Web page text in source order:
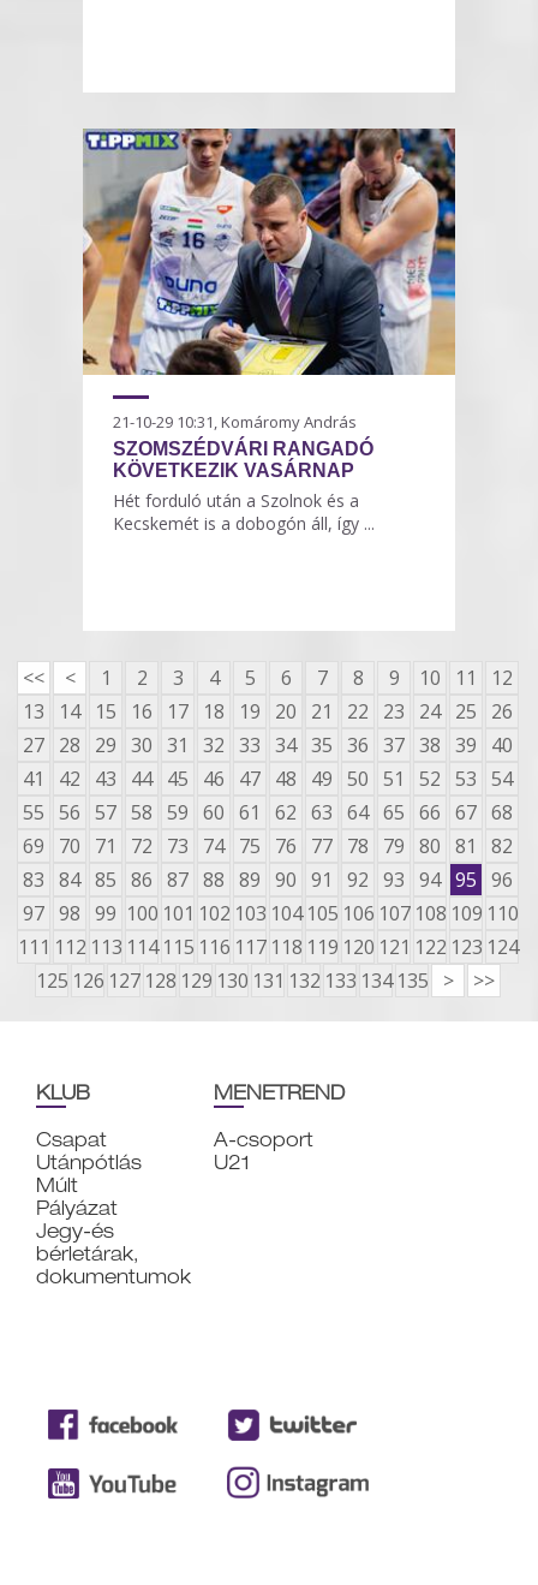
21-10-29 10:31, Komáromy András
SZOMSZÉDVÁRI RANGADÓ
KÖVETKEZIK VASÁRNAP
Hét forduló után a Szolnok és a
Kecskemét is a dobogón áll, így ...
<< < 1 2 3 4 5 6 7 8 9 10 11
12
13
14 15 16 17 18 19 20 21 22 23 24 25
26
27 28 29 30 31 32 33 34 35 36 37 38 39
40
41
42 43 44 45 46 47 48 49 50 51 52 53 54
55 56 57 58 59 60 61 62 63 64 65 66 67 68
69
70 71 72 73 74 75 76 77 78 79 80 81
82
83 84 85 86 87 88 89 90 91 92 93 94 95 96
97 98 99 100 101 102 103 104 105 106 107 108 109 110
111 112 113 114 115 116 117 118 119 120 121 122 123 124
125 126 127 128 129 130 131 132 133 134 135 > >>
KLUB
Csapat
Utánpótlás
Múlt
Pályázat
Jegy-és
bérletárak,
dokumentumok
MENETREND
A-csoport
U21